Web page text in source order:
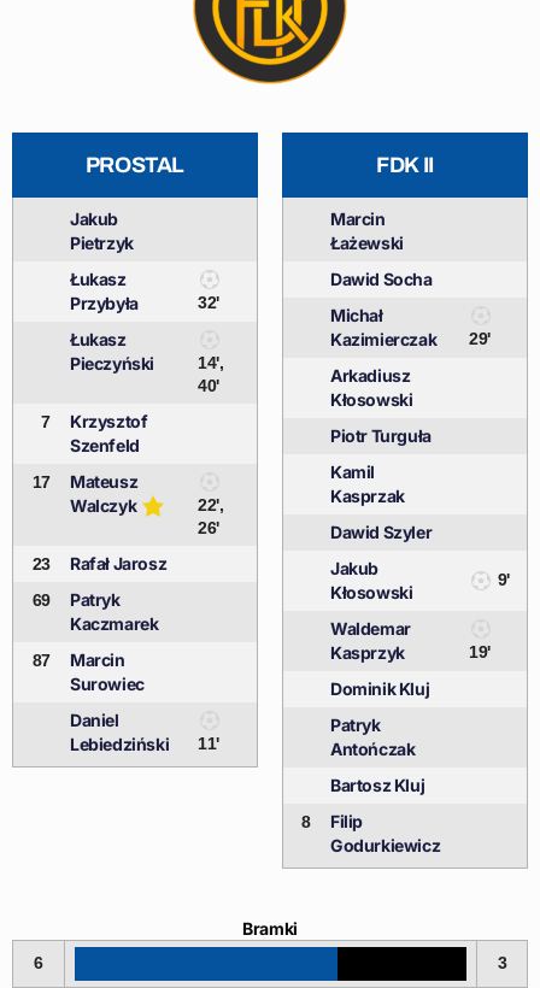
PROSTAL
Jakub
Pietrzyk
Łukasz
Przybyła
32'
Łukasz
Pieczyński
14',
40'
7
Krzysztof
Szenfeld
17
Mateusz
Walczyk
22',
26'
23
Rafał Jarosz
69
Patryk
Kaczmarek
87
Marcin
Surowiec
Daniel
Lebiedziński
11'
FDK II
Marcin
Łażewski
Dawid Socha
Michał
Kazimierczak
29'
Arkadiusz
Kłosowski
Piotr Turguła
Kamil
Kasprzak
Dawid Szyler
Jakub
Kłosowski
9'
Waldemar
Kasprzyk
19'
Dominik Kluj
Patryk
Antończak
Bartosz Kluj
8
Filip
Godurkiewicz
Bramki
6 3